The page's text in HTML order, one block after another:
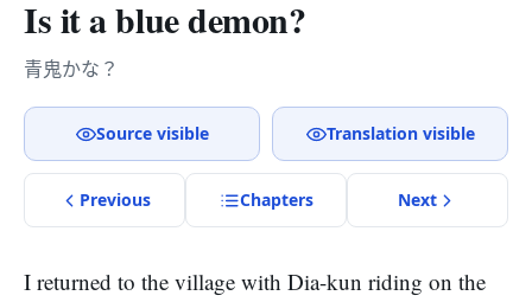
Is it a blue demon?
青鬼かな？
Source visible Translation visible
Previous Chapters Next
I returned to the village with Dia-kun riding on the